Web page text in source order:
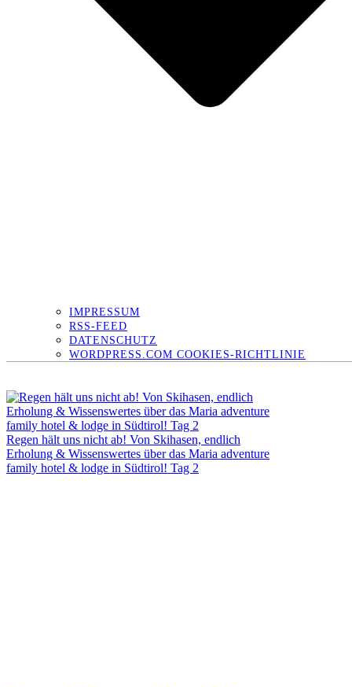
IMPRESSUM
RSS-FEED
DATENSCHUTZ
WORDPRESS.COM COOKIES-RICHTLINIE
Regen hält uns nicht ab! Von Skihasen, endlich
Erholung & Wissenswertes über das Maria adventure
family hotel & lodge in Südtirol! Tag 2